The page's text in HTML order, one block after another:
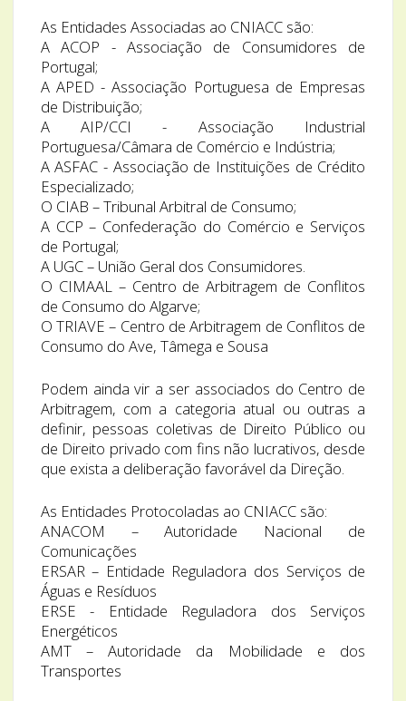
As Entidades Associadas ao CNIACC são:
A ACOP - Associação de Consumidores de
Portugal;
A APED - Associação Portuguesa de Empresas
de Distribuição;
A AIP/CCI - Associação Industrial
Portuguesa/Câmara de Comércio e Indústria;
A ASFAC - Associação de Instituições de Crédito
Especializado;
O CIAB – Tribunal Arbitral de Consumo;
A CCP – Confederação do Comércio e Serviços
de Portugal;
A UGC – União Geral dos Consumidores.
O CIMAAL – Centro de Arbitragem de Conflitos
de Consumo do Algarve;
O TRIAVE – Centro de Arbitragem de Conflitos de
Consumo do Ave, Tâmega e Sousa
Podem ainda vir a ser associados do Centro de
Arbitragem, com a categoria atual ou outras a
definir, pessoas coletivas de Direito Público ou
de Direito privado com fins não lucrativos, desde
que exista a deliberação favorável da Direção.
As Entidades Protocoladas ao CNIACC são:
ANACOM – Autoridade Nacional de
Comunicações
ERSAR – Entidade Reguladora dos Serviços de
Águas e Resíduos
ERSE - Entidade Reguladora dos Serviços
Energéticos
AMT – Autoridade da Mobilidade e dos
Transportes